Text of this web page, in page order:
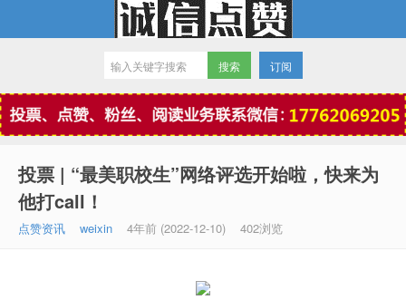
微信点赞
订阅
投票 | “最美职校生”网络评选开始啦，快来为
他打call！
点赞资讯 weixin 4年前 (2022-12-10) 402浏览